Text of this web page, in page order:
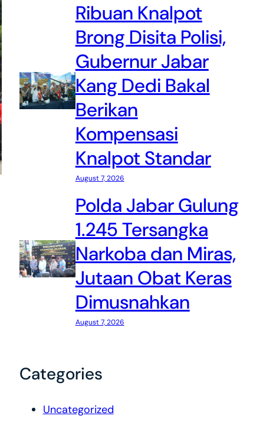
Ribuan Knalpot
Brong Disita Polisi,
Gubernur Jabar
Kang Dedi Bakal
Berikan
Kompensasi
Knalpot Standar
August 7, 2026
Polda Jabar Gulung
1.245 Tersangka
Narkoba dan Miras,
Jutaan Obat Keras
Dimusnahkan
August 7, 2026
Categories
Uncategorized